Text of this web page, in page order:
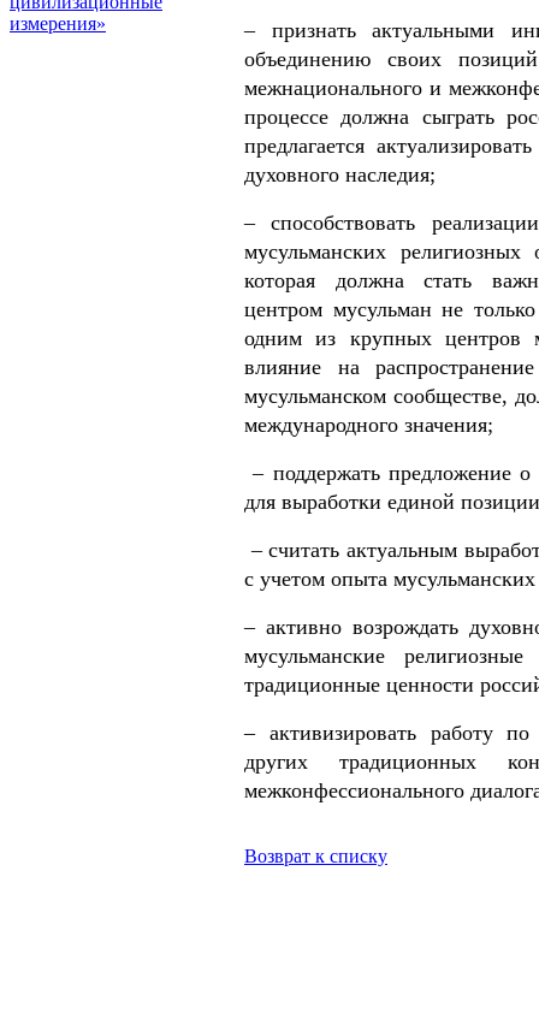
измерения»
– признать актуальными
объединению своих
межнационального и
процессе должна сыграть
предлагается
духовного наследия;
– способствовать
мусульманских
которая должна стать
центром мусульман не
одним из крупных центров
влияние на
мусульманском сообществе,
международного значения;
– поддержать предложение
для выработки единой
– считать актуальным
с учетом опыта
– активно возрождать
мусульманские
традиционные ценности
– активизировать работу
других традиционных
межконфессионального
Возврат к списку